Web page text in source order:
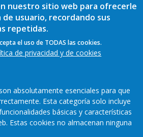
nuestro sitio web para ofrecerle
usuario, recordando sus
repetidas.
el uso de TODAS las cookies.
de privacidad y de cookies
absolutamente esenciales para que
Esta categoría solo incluye
básicas y características
Estas cookies no almacenan ninguna